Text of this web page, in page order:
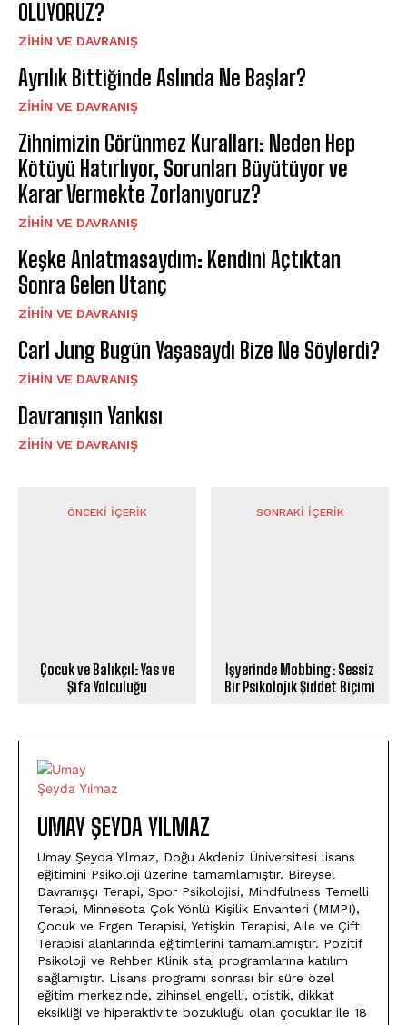
OLUYORUZ?
⁠ZIHIN VE DAVRANIŞ
Ayrılık Bittiğinde Aslında Ne Başlar?
⁠ZIHIN VE DAVRANIŞ
Zihnimizin Görünmez Kuralları: Neden Hep
Kötüyü Hatırlıyor, Sorunları Büyütüyor ve
Karar Vermekte Zorlanıyoruz?
⁠ZIHIN VE DAVRANIŞ
Keşke Anlatmasaydım: Kendini Açtıktan
Sonra Gelen Utanç
⁠ZIHIN VE DAVRANIŞ
Carl Jung Bugün Yaşasaydı Bize Ne Söylerdi?
⁠ZIHIN VE DAVRANIŞ
Davranışın Yankısı
⁠ZIHIN VE DAVRANIŞ
ÖNCEKI İÇERIK
Çocuk ve Balıkçıl: Yas ve
Şifa Yolculuğu
SONRAKI İÇERIK
İşyerinde Mobbing: Sessiz
Bir Psikolojik Şiddet Biçimi
UMAY ŞEYDA YILMAZ
Umay Şeyda Yılmaz, Doğu Akdeniz Üniversitesi lisans
eğitimini Psikoloji üzerine tamamlamıştır. Bireysel
Davranışçı Terapi, Spor Psikolojisi, Mindfulness Temelli
Terapi, Minnesota Çok Yönlü Kişilik Envanteri (MMPI),
Çocuk ve Ergen Terapisi, Yetişkin Terapisi, Aile ve Çift
Terapisi alanlarında eğitimlerini tamamlamıştır. Pozitif
Psikoloji ve Rehber Klinik staj programlarına katılım
sağlamıştır. Lisans programı sonrası bir süre özel
eğitim merkezinde, zihinsel engelli, otistik, dikkat
eksikliği ve hiperaktivite bozukluğu olan çocuklar ile 18